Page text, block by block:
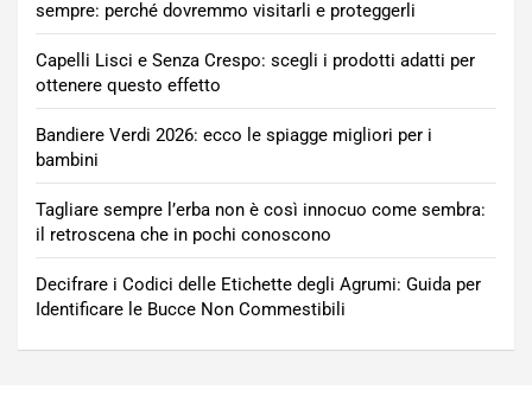
sempre: perché dovremmo visitarli e proteggerli
Capelli Lisci e Senza Crespo: scegli i prodotti adatti per
ottenere questo effetto
Bandiere Verdi 2026: ecco le spiagge migliori per i
bambini
Tagliare sempre l’erba non è così innocuo come sembra:
il retroscena che in pochi conoscono
Decifrare i Codici delle Etichette degli Agrumi: Guida per
Identificare le Bucce Non Commestibili